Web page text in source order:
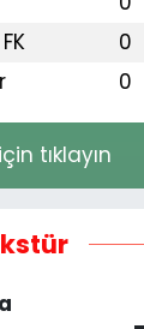
0
0
tıklayın